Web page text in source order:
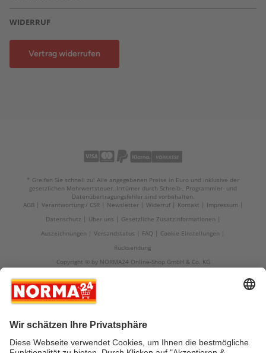
WIDERRUF
Vertrag widerrufen
* Greifen Sie schnell zu! Alle angegebenen Preise in Euro und inklusive der
gesetzlichen Mehrwertsteuer. Irrtümer durch Schreib-, Programmier- und
Datenübertragungsfehler sind vorbehalten.
AGB
Verantwortung / CSR Newsletter Widerruf Kontakt
Impressum
Datenschutz
Über uns
Gesetzliche Zusatzinformationen
Auszeichnungen
Versandstatus FAQ
Cookie-Einstellungen
Rücksendung
Copyright © by NORMA24 Online-Shop GmbH & Co. KG